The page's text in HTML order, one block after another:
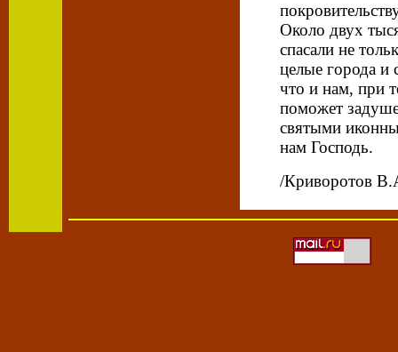
Около двух
спасали не
целые города и
что и нам, при
поможет
святыми
нам Господь.
/Криворотов